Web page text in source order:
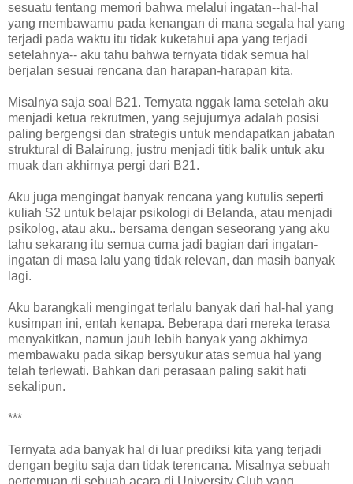
sesuatu tentang memori bahwa melalui ingatan--hal-hal
yang membawamu pada kenangan di mana segala hal yang
terjadi pada waktu itu tidak kuketahui apa yang terjadi
setelahnya-- aku tahu bahwa ternyata tidak semua hal
berjalan sesuai rencana dan harapan-harapan kita.
Misalnya saja soal B21. Ternyata nggak lama setelah aku
menjadi ketua rekrutmen, yang sejujurnya adalah posisi
paling bergengsi dan strategis untuk mendapatkan jabatan
struktural di Balairung, justru menjadi titik balik untuk aku
muak dan akhirnya pergi dari B21.
Aku juga mengingat banyak rencana yang kutulis seperti
kuliah S2 untuk belajar psikologi di Belanda, atau menjadi
psikolog, atau aku.. bersama dengan seseorang yang aku
tahu sekarang itu semua cuma jadi bagian dari ingatan-
ingatan di masa lalu yang tidak relevan, dan masih banyak
lagi.
Aku barangkali mengingat terlalu banyak dari hal-hal yang
kusimpan ini, entah kenapa. Beberapa dari mereka terasa
menyakitkan, namun jauh lebih banyak yang akhirnya
membawaku pada sikap bersyukur atas semua hal yang
telah terlewati. Bahkan dari perasaan paling sakit hati
sekalipun.
***
Ternyata ada banyak hal di luar prediksi kita yang terjadi
dengan begitu saja dan tidak terencana. Misalnya sebuah